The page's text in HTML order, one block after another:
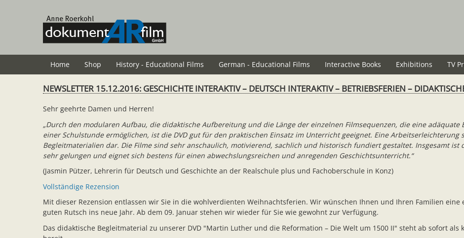
Home Shop History - Educational Films German - Educational Films Interactive Books Exhibitions TV
NEWSLETTER 15.12.2016: GESCHICHTE INTERAKTIV – DEUTSCH INTERAKTIV – BETRIEBSFERIEN –
Sehr geehrte Damen und Herren!
„Durch den modularen Aufbau, die didaktische Aufbereitung und die Länge der einzelnen Filmsequenzen, die eine
einer Schulstunde ermöglichen, ist die DVD gut für den praktischen Einsatz im Unterricht geeignet. Eine
Begleitmaterialien dar. Die Filme sind sehr anschaulich, motivierend, sachlich und historisch fundiert gestaltet. Insgesamt ist
sehr gelungen und eignet sich bestens für einen abwechslungsreichen und anregenden Geschichtsunterricht.“
(Jasmin Pützer, Lehrerin für Deutsch und Geschichte an der Realschule plus und Fachoberschule in Konz)
Vollständige Rezension
Mit dieser Rezension entlassen wir Sie in die wohlverdienten Weihnachtsferien. Wir wünschen Ihnen und Ihren Familien
guten Rutsch ins neue Jahr. Ab dem 09. Januar stehen wir wieder für Sie wie gewohnt zur Verfügung.
Das didaktische Begleitmaterial zu unserer DVD "Martin Luther und die Reformation – Die Welt um 1500 II" steht ab sofort als